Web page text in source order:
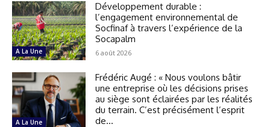
A La Une
Développement durable :
l’engagement environnemental de
Socfinaf à travers l’expérience de la
Socapalm
6 août 2026
A La Une
Frédéric Augé : « Nous voulons bâtir
une entreprise où les décisions prises
au siège sont éclairées par les réalités
du terrain. C’est précisément l’esprit
de...